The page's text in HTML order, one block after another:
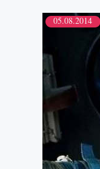
05.08.2014